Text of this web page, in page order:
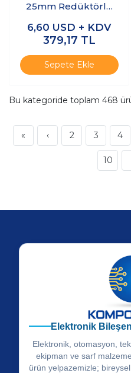
25mm Redüktörlü
6,60 USD + KDV
379,17 TL
Sepete Ekle
Bu kategoride toplam 468
« ‹ 2 3 4
10
Elektronik
Elektronik, otomasyon,
ekipman ve sarf
ürün yelpazemizle;